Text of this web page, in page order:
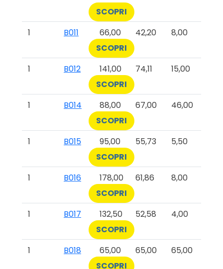
SCOPRI
1
B011 66,00 42,20
8,00
SCOPRI
1
B012 141,00 74,11
15,00
SCOPRI
1
B014 88,00 67,00
46,00
SCOPRI
1
B015 95,00 55,73
5,50
SCOPRI
1
B016 178,00 61,86
8,00
SCOPRI
1
B017 132,50 52,58
4,00
SCOPRI
1
B018 65,00 65,00
65,00
SCOPRI